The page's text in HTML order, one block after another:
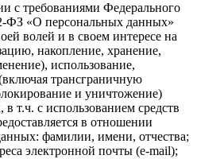
с требованиями Федерального
ФЗ «О персональных данных»
волей и в своем интересе на
накопление, хранение,
использование,
трансграничную
и уничтожение)
т.ч. с использованием средств
в отношении
фамилии, имени, отчества;
электронной почты (e-mail);